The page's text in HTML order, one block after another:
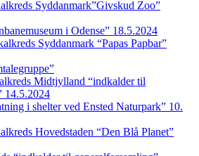
Syddanmark”Givskud Zoo”
i Odense” 18.5.2024
Syddanmark “Papas Papbar”
Midtjylland “indkalder til
14.5.2024
i shelter ved Ensted Naturpark” 10.
Hovedstaden “Den Blå Planet”